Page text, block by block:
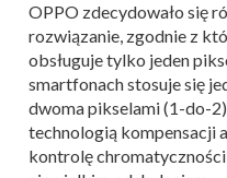
OPPO zdecydowało się
rozwiązanie, zgodnie z
obsługuje tylko jeden
smartfonach stosuje się
dwoma pikselami (1-do-
technologią kompensacji
kontrolę chromatyczności